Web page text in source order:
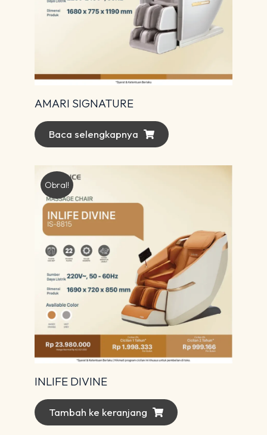
AMARI SIGNATURE
Baca selengkapnya
Obral!
INLIFE DIVINE
Tambah ke keranjang